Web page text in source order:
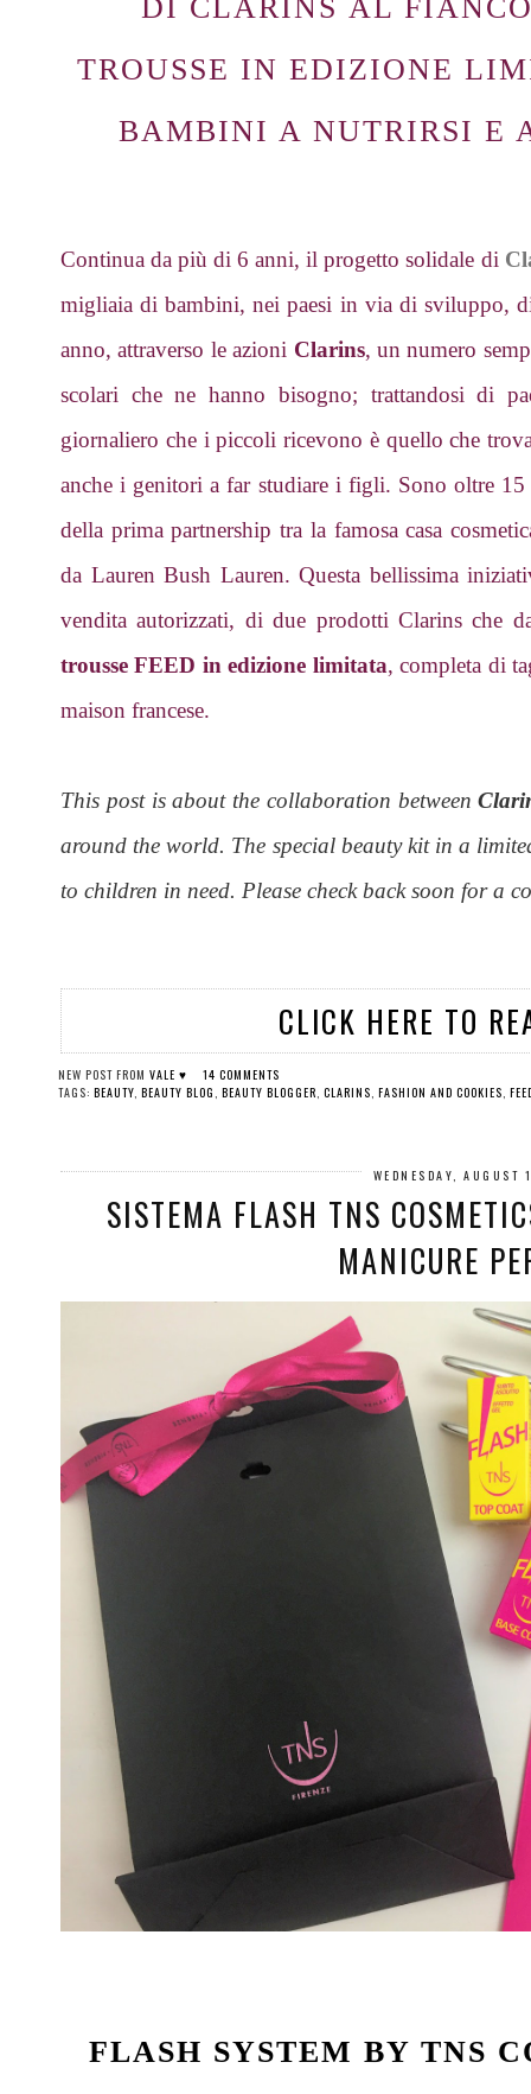
DI CLARINS AL
TROUSSE IN EDIZIONE
BAMBINI A NUTRIRSI E
Continua da più di 6 anni, il progetto solidale di
migliaia di bambini, nei paesi in via di sviluppo,
anno, attraverso le azioni Clarins, un numero
scolari che ne hanno bisogno; trattandosi di
giornaliero che i piccoli ricevono è quello che
anche i genitori a far studiare i figli. Sono oltre
della prima partnership tra la famosa casa
da Lauren Bush Lauren. Questa bellissima
vendita autorizzati, di due prodotti Clarins che
trousse FEED in edizione limitata, completa di
maison francese.
This post is about the collaboration between
around the world. The special beauty kit in a
to children in need. Please check back soon for a
CLICK HERE TO
NEW POST FROM VALE ♥
14 COMMENTS
TAGS: BEAUTY BEAUTY BLOG BEAUTY BLOGGER CLARINS FASHION AND COOKIES
WEDNESDAY,
SISTEMA FLASH TNS
MANICURE
FLASH SYSTEM BY TNS